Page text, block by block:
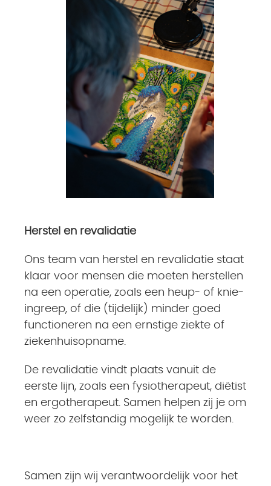
Herstel en revalidatie
Ons team van herstel en revalidatie staat
klaar voor mensen die moeten herstellen
na een operatie, zoals een heup- of knie-
ingreep, of die (tijdelijk) minder goed
functioneren na een ernstige ziekte of
ziekenhuisopname.
De revalidatie vindt plaats vanuit de
eerste lijn, zoals een fysiotherapeut, diëtist
en ergotherapeut. Samen helpen zij je om
weer zo zelfstandig mogelijk te worden.
Samen zijn wij verantwoordelijk voor het